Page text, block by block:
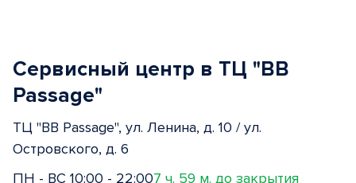
Сервисный центр в ТЦ "BB
Passage"
ТЦ "BB Passage", ул. Ленина, д. 10 / ул.
Островского, д. 6
ПН - ВС 10:00 - 22:007 ч. 59 м. до закрытия